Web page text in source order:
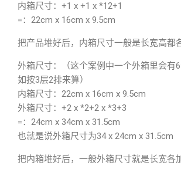
内箱尺寸：+1 x +1 x *12+1
=：22cm x 16cm x 9.5cm
把产品堆好后，内箱尺寸一般是长宽高都
外箱尺寸：（这个案例中一个外箱里会有
如按3层2排来算）
内箱尺寸：22cm x 16cm x 9.5cm
外箱尺寸：+2 x *2+2 x *3+3
=：24cm x 34cm x 31.5cm
也就是说外箱尺寸为34 x 24cm x 31.5cm
把内箱堆好后，一般外箱尺寸就是长宽各